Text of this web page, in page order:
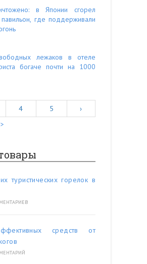
в Японии сгорел
где поддерживали
лежаков в отеле
богаче почти на 1000
4 5
›
туристических горелок в
средств от